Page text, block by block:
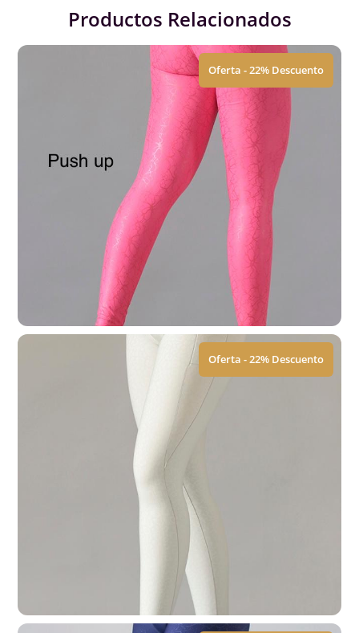
Productos Relacionados
Oferta - 22% Descuento
Leggings | Push Up
579.00 449.00
Ver Tallas
Oferta - 22% Descuento